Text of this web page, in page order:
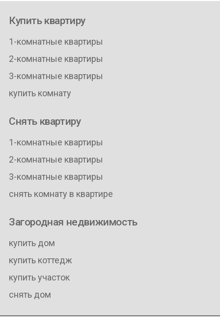
Купить квартиру
1-комнатные квартиры
2-комнатные квартиры
3-комнатные квартиры
купить комнату
Снять квартиру
1-комнатные квартиры
2-комнатные квартиры
3-комнатные квартиры
снять комнату в квартире
Загородная недвижимость
купить дом
купить коттедж
купить участок
снять дом